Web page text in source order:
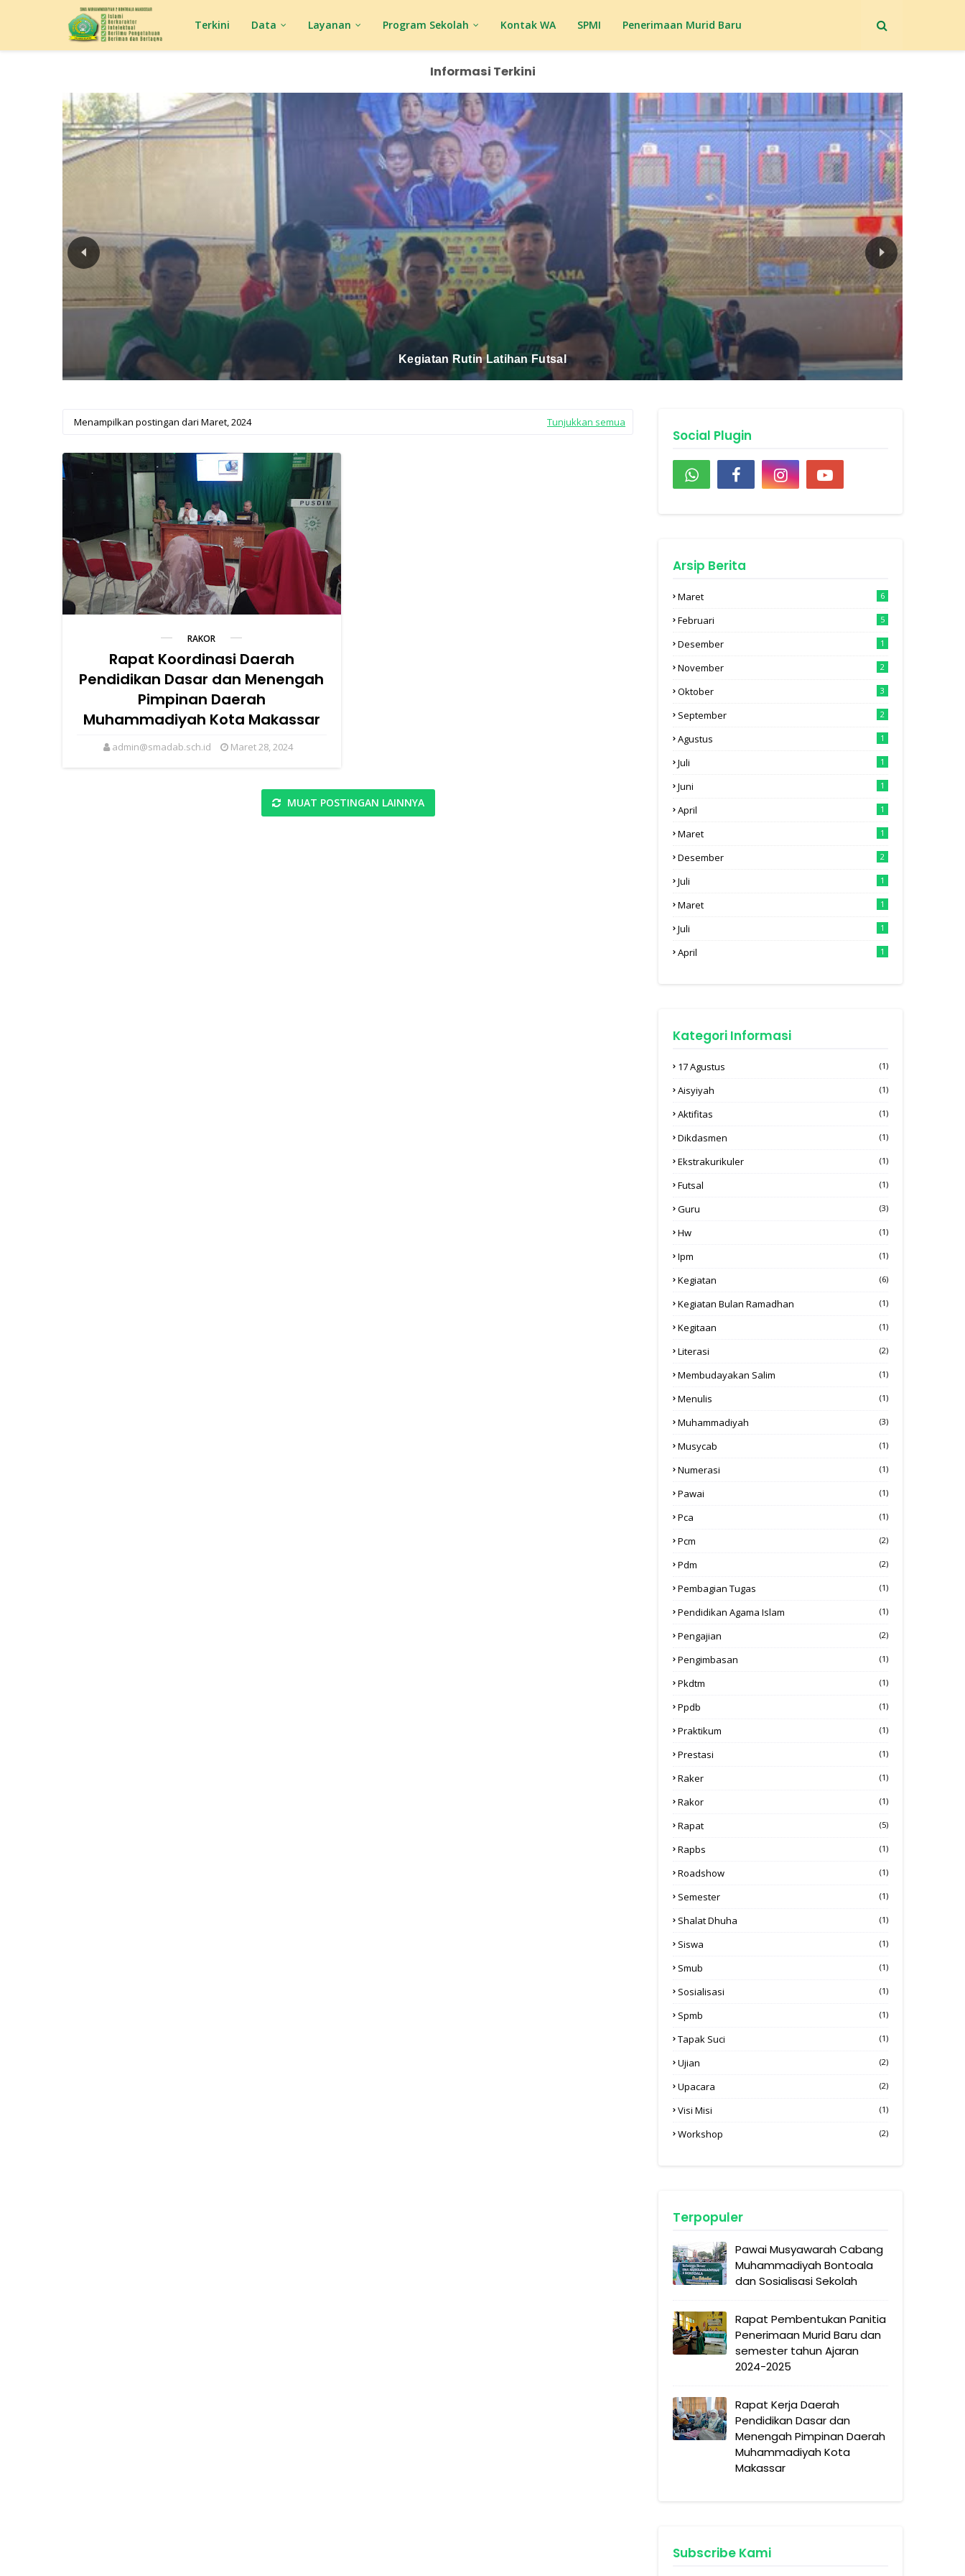
Terkini Data Layanan Program Sekolah Kontak WA SPMI Penerimaan Murid Baru
Informasi Terkini
Kegiatan Rutin Latihan Futsal
Menampilkan postingan dari Maret, 2024 Tunjukkan semua
RAKOR
Rapat Koordinasi Daerah
Pendidikan Dasar dan Menengah
Pimpinan Daerah
Muhammadiyah Kota Makassar
admin@smadab.sch.id Maret 28, 2024
MUAT POSTINGAN LAINNYA
Social Plugin
Arsip Berita
Maret 6
Februari 5
Desember 1
November 2
Oktober 3
September 2
Agustus 1
Juli 1
Juni 1
April 1
Maret 1
Desember 2
Juli 1
Maret 1
Juli 1
April 1
Kategori Informasi
17 Agustus (1)
Aisyiyah (1)
Aktifitas (1)
Dikdasmen (1)
Ekstrakurikuler (1)
Futsal (1)
Guru (3)
Hw (1)
Ipm (1)
Kegiatan (6)
Kegiatan Bulan Ramadhan (1)
Kegitaan (1)
Literasi (2)
Membudayakan Salim (1)
Menulis (1)
Muhammadiyah (3)
Musycab (1)
Numerasi (1)
Pawai (1)
Pca (1)
Pcm (2)
Pdm (2)
Pembagian Tugas (1)
Pendidikan Agama Islam (1)
Pengajian (2)
Pengimbasan (1)
Pkdtm (1)
Ppdb (1)
Praktikum (1)
Prestasi (1)
Raker (1)
Rakor (1)
Rapat (5)
Rapbs (1)
Roadshow (1)
Semester (1)
Shalat Dhuha (1)
Siswa (1)
Smub (1)
Sosialisasi (1)
Spmb (1)
Tapak Suci (1)
Ujian (2)
Upacara (2)
Visi Misi (1)
Workshop (2)
Terpopuler
Pawai Musyawarah Cabang
Muhammadiyah Bontoala
dan Sosialisasi Sekolah
Rapat Pembentukan Panitia
Penerimaan Murid Baru dan
semester tahun Ajaran
2024-2025
Rapat Kerja Daerah
Pendidikan Dasar dan
Menengah Pimpinan Daerah
Muhammadiyah Kota
Makassar
Subscribe Kami